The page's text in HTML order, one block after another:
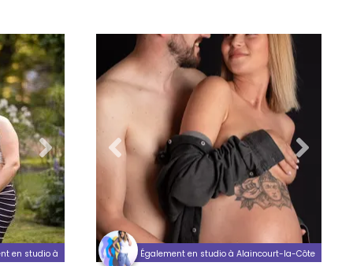
en studio à Également en studio à Alaincourt-la-Côte